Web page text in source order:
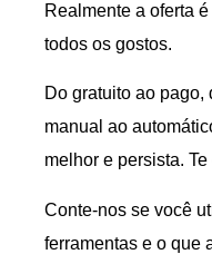
Realmente a oferta
todos os gostos.
Do gratuito ao
manual ao
melhor e persista.
Conte-nos se você
ferramentas e o que